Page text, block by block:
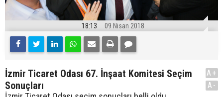
18:13 09 Nisan 2018
İzmir Ticaret Odası 67. İnşaat Komitesi Seçim
Sonuçları
A+
A-